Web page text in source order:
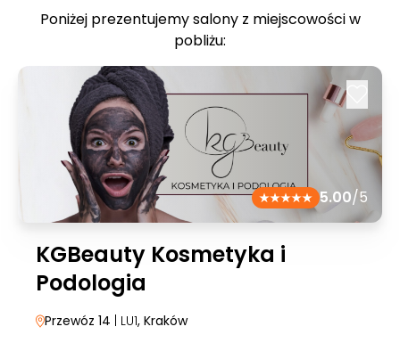
Poniżej prezentujemy salony z miejscowości w
pobliżu:
5.00/5
KGBeauty Kosmetyka i
Podologia
Przewóz 14 | LU1, Kraków